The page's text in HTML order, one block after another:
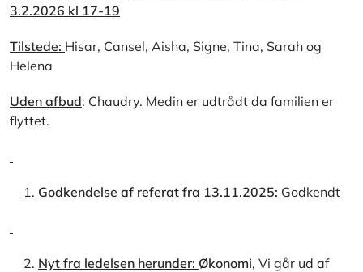
3.2.2026 kl 17-19
Tilstede: Hisar, Cansel, Aisha, Signe, Tina, Sarah og
Helena
Uden afbud: Chaudry. Medin er udtrådt da familien er
flyttet.
Godkendelse af referat fra 13.11.2025: Godkendt
Nyt fra ledelsen herunder: Økonomi, Vi går ud af